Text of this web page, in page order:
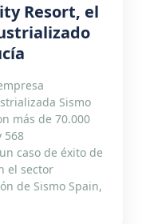
Resort, el
Sismo
más de 70.000
568
caso de éxito de
el sector
de Sismo Spain,